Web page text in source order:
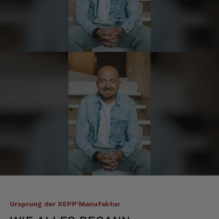
Ursprung der SEPP'Manufaktur
Qualität hervorragend, leider ist der Versand
nach Deutschland mit GLS unterirdisch. Bitte
auf DHL umstellen, auch wenn die
Versandkosten dadurch höher sein sollten.
Verifizierter Kunde
Eine super Qualität, klasse im Geschmack,
werde wieder bestellen....bin sehr zufrieden
Verifizierter Kunde
Die Qualität ist super und der Geschmack ist